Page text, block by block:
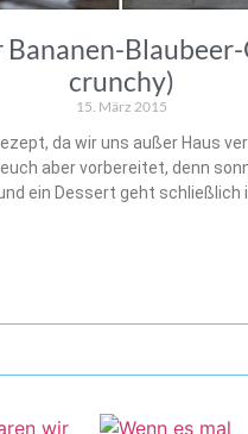
Bananen-
crunchy)
15. März 2015
da wir uns außer Haus
aber vorbereitet, denn
ein Dessert geht schließlich